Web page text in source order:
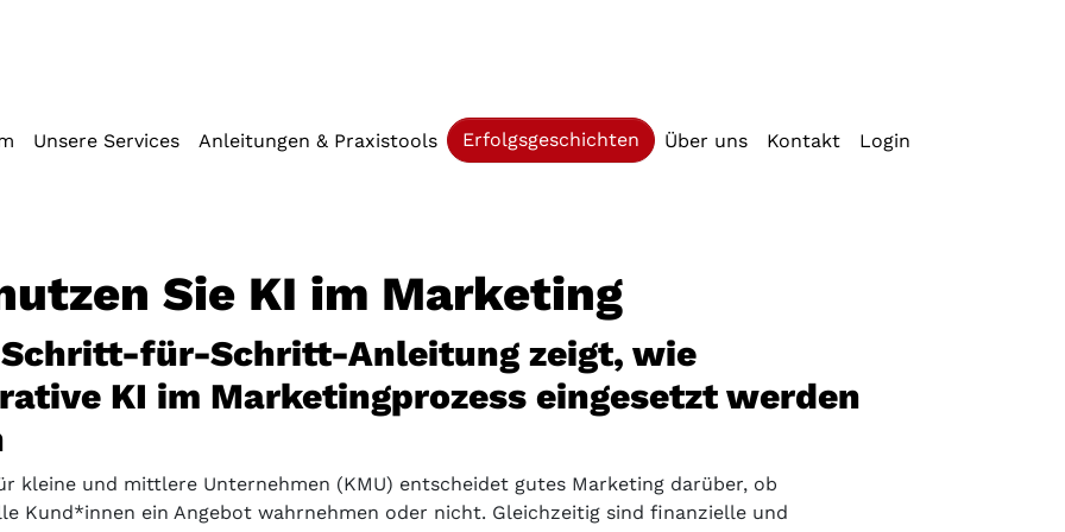
Unsere Services Anleitungen & Praxistools Erfolgsgeschichten Über uns Kontakt Login
Sie KI im Marketing
Schritt-für-Schritt-Anleitung zeigt, wie
KI im Marketingprozess eingesetzt werden
kleine und mittlere Unternehmen (KMU) entscheidet gutes Marketing darüber, ob
Kund*innen ein Angebot wahrnehmen oder nicht. Gleichzeitig sind finanzielle und